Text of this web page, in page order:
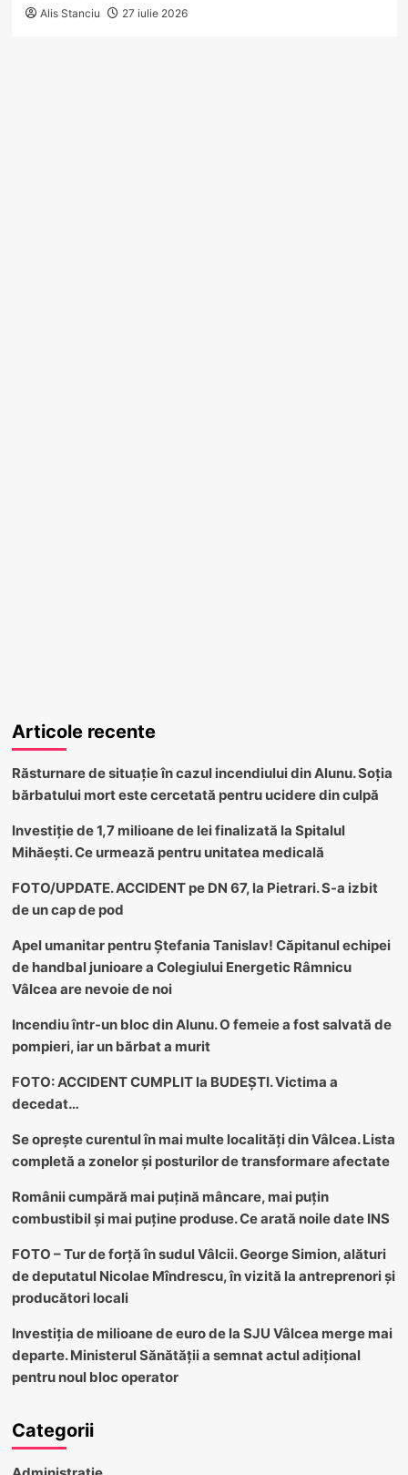
Alis Stanciu 27 iulie 2026
Articole recente
Răsturnare de situație în cazul incendiului din Alunu. Soția
bărbatului mort este cercetată pentru ucidere din culpă
Investiție de 1,7 milioane de lei finalizată la Spitalul
Mihăești. Ce urmează pentru unitatea medicală
FOTO/UPDATE. ACCIDENT pe DN 67, la Pietrari. S-a izbit
de un cap de pod
Apel umanitar pentru Ștefania Tanislav! Căpitanul echipei
de handbal junioare a Colegiului Energetic Râmnicu
Vâlcea are nevoie de noi
Incendiu într-un bloc din Alunu. O femeie a fost salvată de
pompieri, iar un bărbat a murit
FOTO: ACCIDENT CUMPLIT la BUDEȘTI. Victima a
decedat…
Se oprește curentul în mai multe localități din Vâlcea. Lista
completă a zonelor și posturilor de transformare afectate
Românii cumpără mai puțină mâncare, mai puțin
combustibil și mai puține produse. Ce arată noile date INS
FOTO – Tur de forță în sudul Vâlcii. George Simion, alături
de deputatul Nicolae Mîndrescu, în vizită la antreprenori și
producători locali
Investiția de milioane de euro de la SJU Vâlcea merge mai
departe. Ministerul Sănătății a semnat actul adițional
pentru noul bloc operator
Categorii